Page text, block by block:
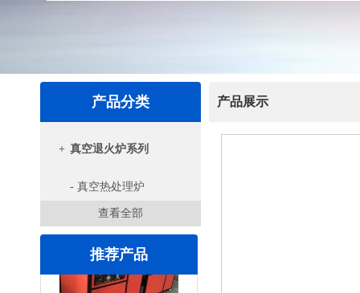
产品分类
+ 真空退火炉系列
- 真空热处理炉
查看全部
推荐产品
产品展示